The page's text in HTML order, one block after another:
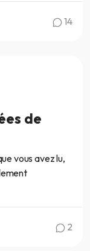
14
de
vous avez lu,
2